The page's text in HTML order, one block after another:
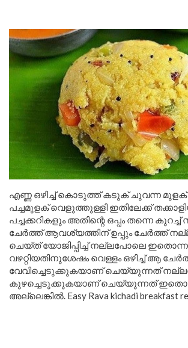
എണ്ണ ഒഴിച്ച് കൊടുത്ത് കടുക് ചുവന്ന മുളക്
പച്ചമുളക് വെളുത്തുള്ളി ഇതിലേക്ക്
പച്ചക്കറികളും അതിന്റെ ഒപ്പം തന്നെ
ചേർത്ത് ആവശ്യത്തിന് ഉപ്പും ചേർത്ത്
ചെയ്ത് യോജിപ്പിച്ച് നല്ലപോലെ
വഴറ്റിയതിനുശേഷം വെള്ളം ഒഴിച്ച് ആ
വേവിച്ചെടുക്കുകയാണ് ചെയ്യുന്നത്
കുഴച്ചെടുക്കുകയാണ് ചെയ്യുന്നത്
അല്ലെങ്കിൽ. Easy Rava kichadi breakfast